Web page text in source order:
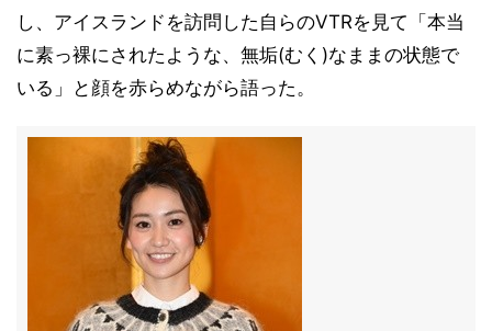
し、アイスランドを訪問した自らのVTRを見て「本当
に素っ裸にされたような、無垢(むく)なままの状態で
いる」と顔を赤らめながら語った。